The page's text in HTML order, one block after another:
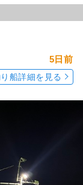
5日前
船詳細を見る